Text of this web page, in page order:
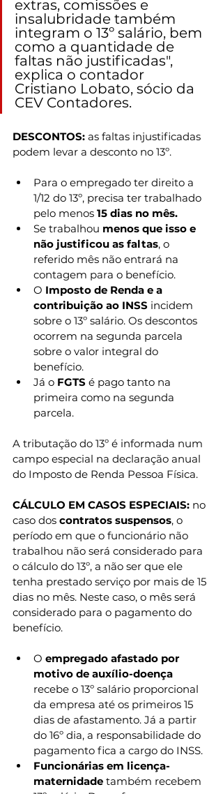
extras, comissões e
insalubridade também
integram o 13º salário, bem
como a quantidade de
faltas não justificadas",
explica o contador
Cristiano Lobato, sócio da
CEV Contadores.
DESCONTOS: as faltas injustificadas
podem levar a desconto no 13º.
Para o empregado ter direito a
1/12 do 13º, precisa ter trabalhado
pelo menos 15 dias no mês.
Se trabalhou menos que isso e
não justificou as faltas, o
referido mês não entrará na
contagem para o benefício.
O Imposto de Renda e a
contribuição ao INSS incidem
sobre o 13º salário. Os descontos
ocorrem na segunda parcela
sobre o valor integral do
benefício.
Já o FGTS é pago tanto na
primeira como na segunda
parcela.
A tributação do 13º é informada num
campo especial na declaração anual
do Imposto de Renda Pessoa Física.
CÁLCULO EM CASOS ESPECIAIS: no
caso dos contratos suspensos, o
período em que o funcionário não
trabalhou não será considerado para
o cálculo do 13º, a não ser que ele
tenha prestado serviço por mais de 15
dias no mês. Neste caso, o mês será
considerado para o pagamento do
benefício.
O empregado afastado por
motivo de auxílio-doença
recebe o 13º salário proporcional
da empresa até os primeiros 15
dias de afastamento. Já a partir
do 16º dia, a responsabilidade do
pagamento fica a cargo do INSS.
Funcionárias em licença-
maternidade também recebem